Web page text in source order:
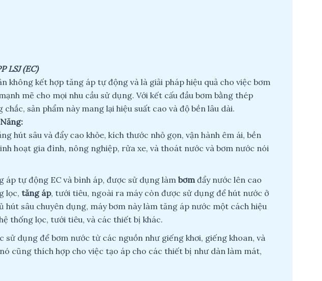
LSJ (EC)
không kết hợp tăng áp tự động và là giải pháp hiệu quả cho việc bơm
mẽ cho mọi nhu cầu sử dụng. Với kết cấu đầu bơm bằng thép
sản phẩm này mang lại hiệu suất cao và độ bền lâu dài.
hút sâu và đẩy cao khỏe, kích thước nhỏ gọn, vận hành êm ái, bền
hoạt gia đình, nông nghiệp, rửa xe, và thoát nước và bơm nước nói
áp tự động EC và bình áp, được sử dụng làm bơmđẩy nước lên cao
lọc, tăng áp, tưới tiêu, ngoài ra máy còn được sử dụng để hút nước ở
hút sâu chuyên dụng, máy bơm này làm tăng áp nước một cách hiệu
thống lọc, tưới tiêu, và các thiết bị khác.
sử dụng để bơm nước từ các nguồn như giếng khơi, giếng khoan, và
cũng thích hợp cho việc tạo áp cho các thiết bị như dàn làm mát,